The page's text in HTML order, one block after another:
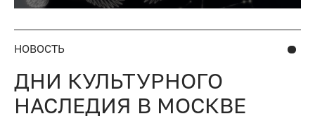
НОВОСТЬ
ДНИ КУЛЬТУРНОГО
НАСЛЕДИЯ В МОСКВЕ